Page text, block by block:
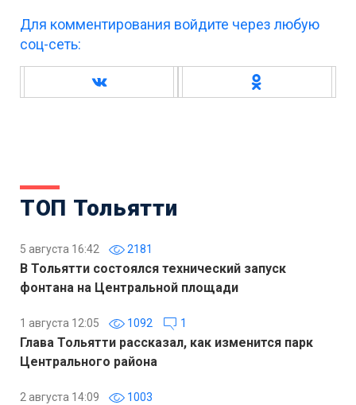
Для комментирования войдите через любую
соц-сеть:
ТОП Тольятти
5 августа 16:42 2181
В Тольятти состоялся технический запуск
фонтана на Центральной площади
1 августа 12:05 1092 1
Глава Тольятти рассказал, как изменится парк
Центрального района
2 августа 14:09 1003